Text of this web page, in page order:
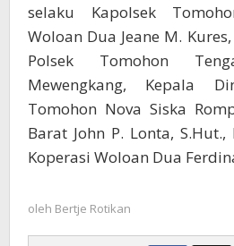
selaku Kapolsek
Woloan Dua Jeane M.
Polsek Tomohon
Mewengkang, Kepala
Tomohon Nova Siska
Barat John P. Lonta, S.Hut.,
Koperasi Woloan Dua
oleh Bertje Rotikan